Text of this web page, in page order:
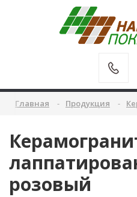
Главная Продукция
розовый